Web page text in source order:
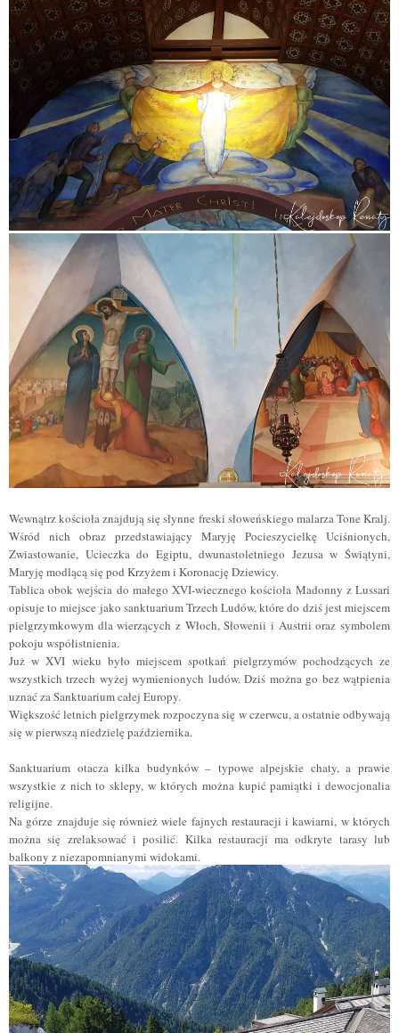
Wewnątrz kościoła znajdują się słynne freski słoweńskiego malarza Tone Kralj.
Wśród nich obraz przedstawiający Maryję Pocieszycielkę Uciśnionych,
Zwiastowanie, Ucieczka do Egiptu, dwunastoletniego Jezusa w Świątyni,
Maryję modlącą się pod Krzyżem i Koronację Dziewicy.
Tablica obok wejścia do małego XVI-wiecznego kościoła Madonny z Lussari
opisuje to miejsce jako sanktuarium Trzech Ludów, które do dziś jest miejscem
pielgrzymkowym dla wierzących z Włoch, Słowenii i Austrii oraz symbolem
pokoju współistnienia.
Już w XVI wieku było miejscem spotkań pielgrzymów pochodzących ze
wszystkich trzech wyżej wymienionych ludów. Dziś można go bez wątpienia
uznać za Sanktuarium całej Europy.
Większość letnich pielgrzymek rozpoczyna się w czerwcu, a ostatnie odbywają
się w pierwszą niedzielę października.
Sanktuarium otacza kilka budynków – typowe alpejskie chaty, a prawie
wszystkie z nich to sklepy, w których można kupić pamiątki i dewocjonalia
religijne.
Na górze znajduje się również wiele fajnych restauracji i kawiarni, w których
można się zrelaksować i posilić. Kilka restauracji ma odkryte tarasy lub
balkony z niezapomnianymi widokami.